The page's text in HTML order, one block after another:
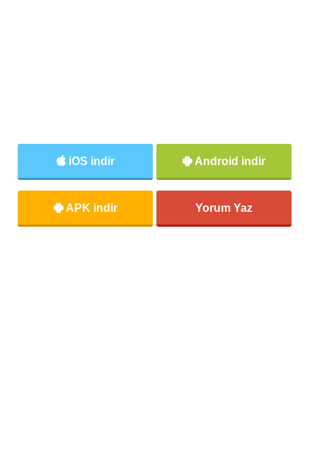
iOS indir Android indir
APK indir Yorum Yaz